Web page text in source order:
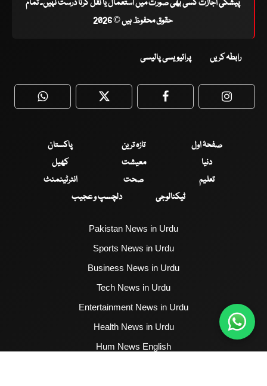
پیشگی اجازت کسی بھی صورت میں استعمال یا نقل کرنا درست نہیں۔ تمام
حقوق محفوظ ہیں © 2026
رابطہ کریں پرائیویسی پالیسی
WhatsApp Twitter Facebook
صفحۂ اول تازہ ترین
پاکستان
دنیا
معیشت
کھیل
تعلیم
صحت
انٹرٹینمنٹ
ٹیکنالوجی
دلچسپ و عجیب
Pakistan News in Urdu
Sports News in Urdu
Business News in Urdu
Tech News in Urdu
Entertainment News in Urdu
Health News in Urdu
Hum News English